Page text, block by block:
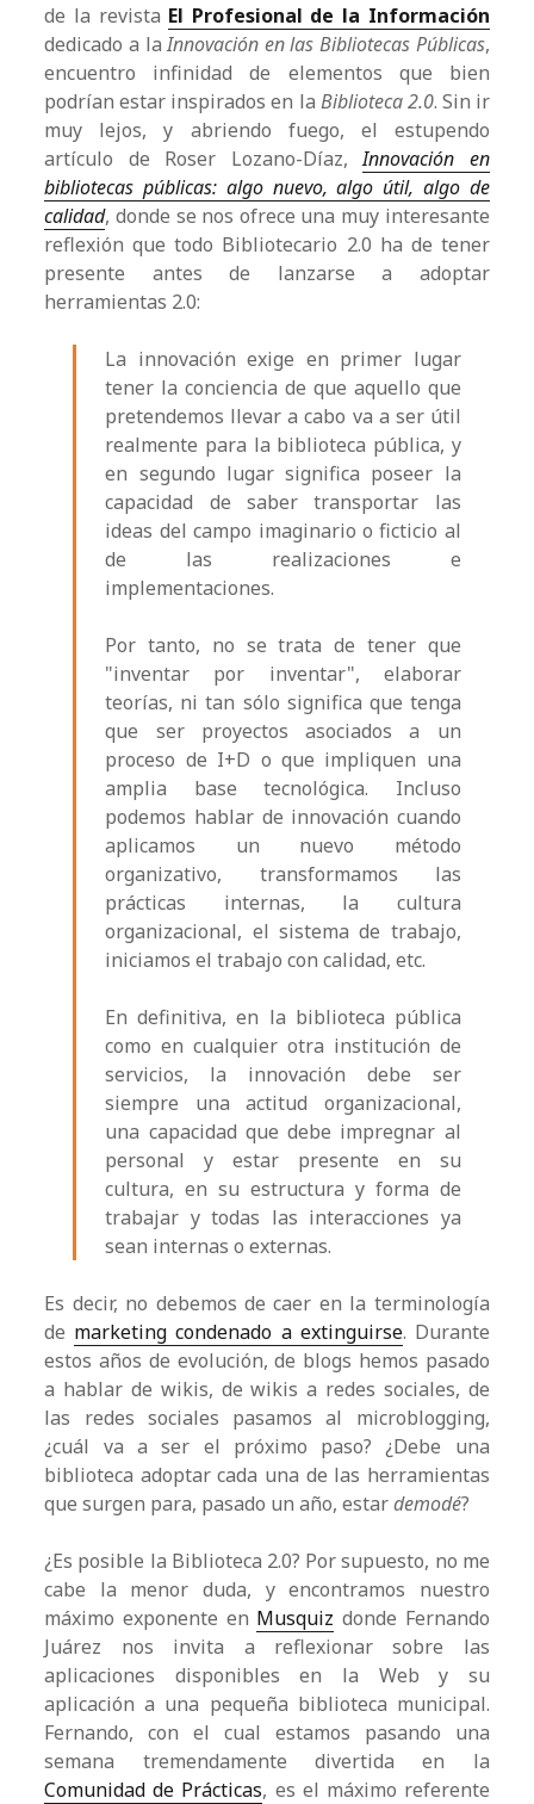
de la revista El Profesional de la Información
dedicado a laInnovación en las Bibliotecas Públicas,
encuentro infinidad de elementos que bien
podrían estar inspirados en la Biblioteca 2.0. Sin ir
muy lejos, y abriendo fuego, el estupendo
artículo de Roser Lozano-Díaz,Innovación en
bibliotecas públicas: algo nuevo, algo útil, algo de
calidad, donde se nos ofrece una muy interesante
reflexión que todo Bibliotecario 2.0 ha de tener
presente antes de lanzarse a adoptar
herramientas 2.0:
La innovación exige en primer lugar
tener la conciencia de que aquello que
pretendemos llevar a cabo va a ser útil
realmente para la biblioteca pública, y
en segundo lugar significa poseer la
capacidad de saber transportar las
ideas del campo imaginario o ficticio al
de las realizaciones e
implementaciones.
Por tanto, no se trata de tener que
"inventar por inventar", elaborar
teorías, ni tan sólo significa que tenga
que ser proyectos asociados a un
proceso de I+D o que impliquen una
amplia base tecnológica. Incluso
podemos hablar de innovación cuando
aplicamos un nuevo método
organizativo, transformamos las
prácticas internas, la cultura
organizacional, el sistema de trabajo,
iniciamos el trabajo con calidad, etc.
En definitiva, en la biblioteca pública
como en cualquier otra institución de
servicios, la innovación debe ser
siempre una actitud organizacional,
una capacidad que debe impregnar al
personal y estar presente en su
cultura, en su estructura y forma de
trabajar y todas las interacciones ya
sean internas o externas.
Es decir, no debemos de caer en la terminología
de marketing condenado a extinguirse. Durante
estos años de evolución, de blogs hemos pasado
a hablar de wikis, de wikis a redes sociales, de
las redes sociales pasamos al microblogging,
¿cuál va a ser el próximo paso? ¿Debe una
biblioteca adoptar cada una de las herramientas
que surgen para, pasado un año, estardemodé?
¿Es posible la Biblioteca 2.0? Por supuesto, no me
cabe la menor duda, y encontramos nuestro
máximo exponente en Musquiz donde Fernando
Juárez nos invita a reflexionar sobre las
aplicaciones disponibles en la Web y su
aplicación a una pequeña biblioteca municipal.
Fernando, con el cual estamos pasando una
semana tremendamente divertida en la
Comunidad de Prácticas, es el máximo referente